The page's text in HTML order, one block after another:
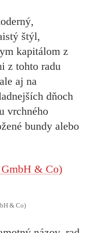
štýl,
kapitálom z
z tohto radu
aj na
dňoch
vrchného
bundy alebo
& Co)